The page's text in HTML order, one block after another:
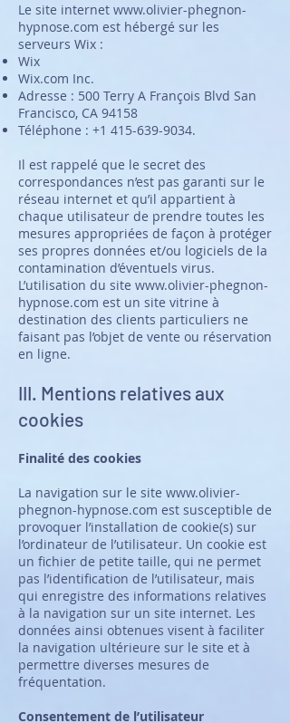
Le site internet www.olivier-phegnon-
hypnose.com est hébergé sur les
serveurs Wix :
Wix
Wix.com Inc.
Adresse : 500 Terry A François Blvd San
Francisco, CA 94158
Téléphone : +1 415-639-9034.
Il est rappelé que le secret des
correspondances n’est pas garanti sur le
réseau internet et qu’il appartient à
chaque utilisateur de prendre toutes les
mesures appropriées de façon à protéger
ses propres données et/ou logiciels de la
contamination d’éventuels virus.
L’utilisation du site www.olivier-phegnon-
hypnose.com est un site vitrine à
destination des clients particuliers ne
faisant pas l’objet de vente ou réservation
en ligne.
III. Mentions relatives aux
cookies
Finalité des cookies
La navigation sur le site www.olivier-
phegnon-hypnose.com est susceptible de
provoquer l’installation de cookie(s) sur
l’ordinateur de l’utilisateur. Un cookie est
un fichier de petite taille, qui ne permet
pas l’identification de l’utilisateur, mais
qui enregistre des informations relatives
à la navigation sur un site internet. Les
données ainsi obtenues visent à faciliter
la navigation ultérieure sur le site et à
permettre diverses mesures de
fréquentation.
Consentement de l’utilisateur